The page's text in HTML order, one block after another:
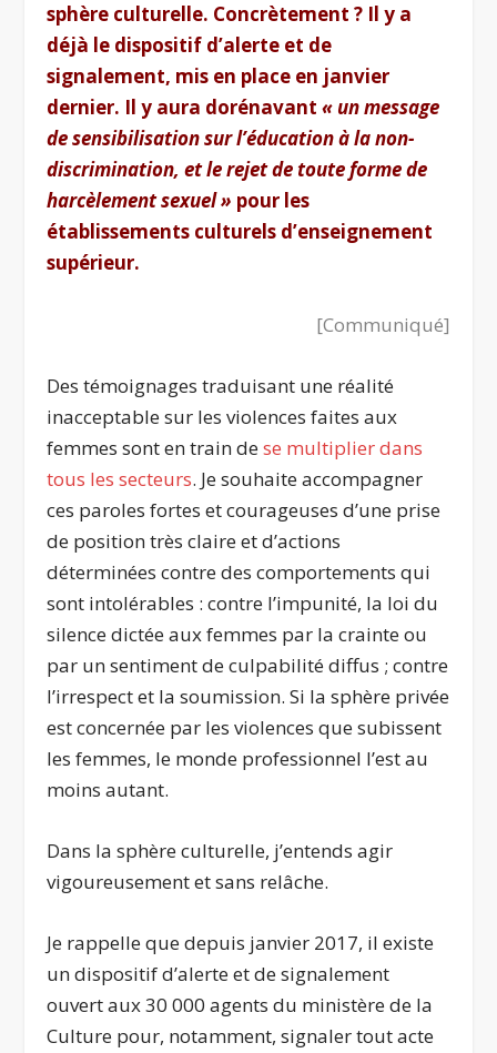
sphère culturelle. Concrètement ? Il y a
déjà le dispositif d’alerte et de
signalement, mis en place en janvier
dernier. Il y aura dorénavant« un message
de sensibilisation sur l’éducation à la non-
discrimination, et le rejet de toute forme de
harcèlement sexuel » pour les
établissements culturels d’enseignement
supérieur.
[Communiqué]
Des témoignages traduisant une réalité
inacceptable sur les violences faites aux
femmes sont en train dese multiplier dans
tous les secteurs. Je souhaite accompagner
ces paroles fortes et courageuses d’une prise
de position très claire et d’actions
déterminées contre des comportements qui
sont intolérables : contre l’impunité, la loi du
silence dictée aux femmes par la crainte ou
par un sentiment de culpabilité diffus ; contre
l’irrespect et la soumission. Si la sphère privée
est concernée par les violences que subissent
les femmes, le monde professionnel l’est au
moins autant.
Dans la sphère culturelle, j’entends agir
vigoureusement et sans relâche.
Je rappelle que depuis janvier 2017, il existe
un dispositif d’alerte et de signalement
ouvert aux 30 000 agents du ministère de la
Culture pour, notamment, signaler tout acte